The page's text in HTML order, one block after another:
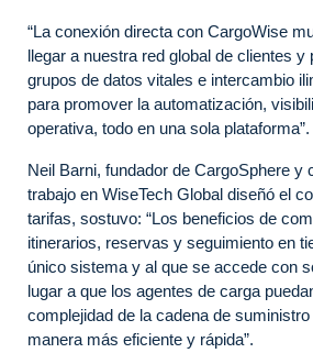
“La conexión directa con CargoWise
llegar a nuestra red global de clientes y
grupos de datos vitales e intercambio
para promover la automatización,
operativa, todo en una sola plataforma”.
Neil Barni, fundador de CargoSphere y
trabajo en WiseTech Global diseñó el
tarifas, sostuvo: “Los beneficios de
itinerarios, reservas y seguimiento en
único sistema y al que se accede con
lugar a que los agentes de carga
complejidad de la cadena de
manera más eficiente y rápida”.